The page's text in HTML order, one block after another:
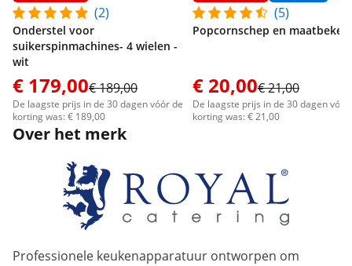
(2)
Onderstel voor
suikerspinmachines- 4 wielen -
wit
€ 179,00€ 189,00
De laagste prijs in de 30 dagen vóór de
korting was: € 189,00
(5)
Popcornschep en maatbeker
€ 20,00€ 21,00
De laagste prijs in de 30 dagen vóór
korting was: € 21,00
Over het merk
Professionele keukenapparatuur ontworpen om